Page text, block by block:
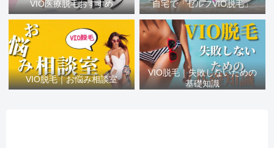
VIO医療脱毛おすすめ 自宅で「セルフVIO脱毛」
VIO脱毛｜お悩み相談室
VIO脱毛｜失敗しないための
基礎知識